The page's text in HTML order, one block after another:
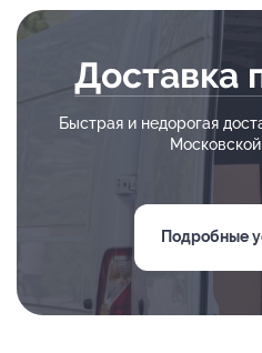
Доставка
Быстрая и недорогая
Подробные